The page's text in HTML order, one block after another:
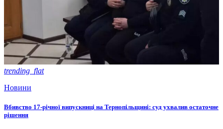
trending_flat
Новини
Вбивство 17-річної випускниці на Тернопільщині: суд ухвалив остаточне
рішення